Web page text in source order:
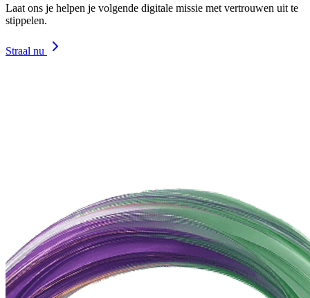
Laat ons je helpen je volgende digitale missie met vertrouwen uit te
stippelen.
Straal nu